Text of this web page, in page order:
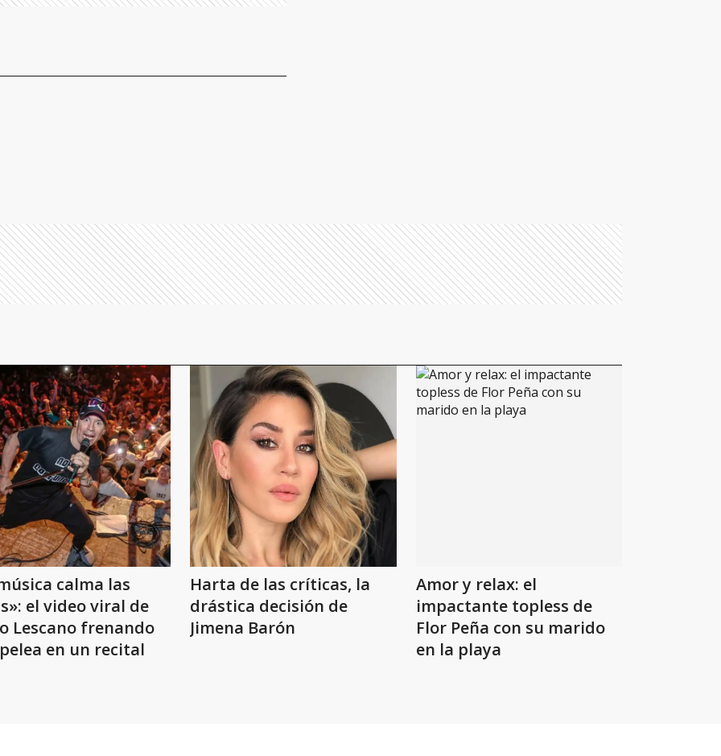
calma las
el video viral de
Lescano frenando
en un recital
Harta de las críticas, la
drástica decisión de
Jimena Barón
Amor y relax: el
impactante topless de
Flor Peña con su marido
en la playa